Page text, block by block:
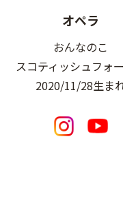
オペラ
おんなのこ
スコティッシュフォ
2020/11/28生ま